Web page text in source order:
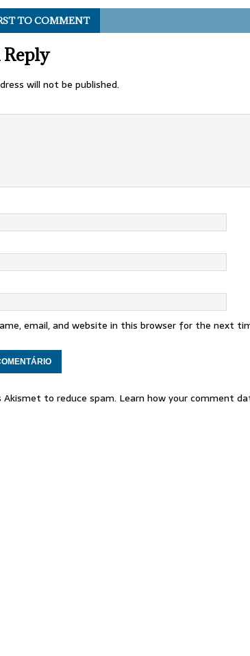
TO COMMENT
Reply
will not be published.
email, and website in this browser for the next
Akismet to reduce spam. Learn how your comment